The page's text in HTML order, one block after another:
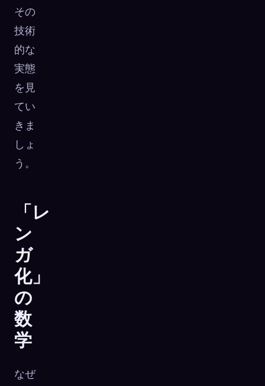
その
技術
的な
実態
を見
てい
きま
しょ
う。
「レ
ン
ガ
化」
の
数
学
なぜ